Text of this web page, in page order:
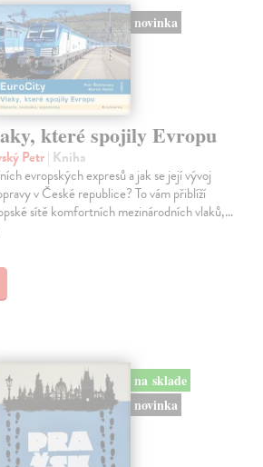
novinka
které spojily Evropu
Petr| Kniha
evropských expresů a jak se její vývoj
v České republice? To vám přiblíží
sítě komfortních mezinárodních vlaků,…
na sklade
novinka